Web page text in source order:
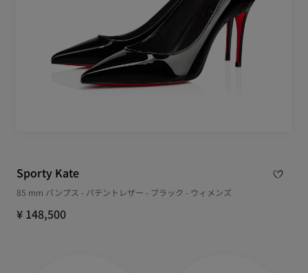
Sporty Kate
85 mm パンプス - パテントレザー - ブラック - ウィメンズ
¥ 148,500